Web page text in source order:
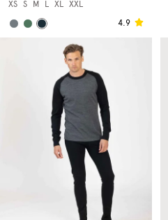
XS S M L XL XXL
4.9